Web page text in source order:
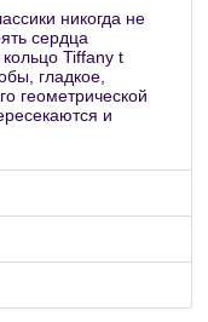
никогда не
сердца
Tiffany t
гладкое,
геометрической
и